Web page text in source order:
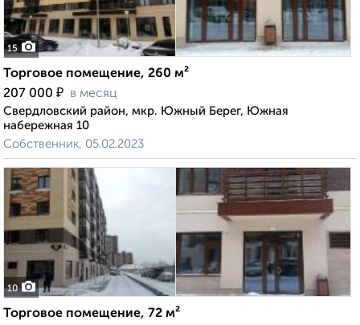
15
Торговое помещение, 260 м²
207 000 ₽ в месяц
Свердловский район, мкр. Южный Берег, Южная
набережная 10
Собственник, 05.02.2023
10
Торговое помещение, 72 м²